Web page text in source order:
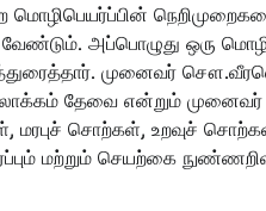
அப்பொழுது ஒரு
முனைவர்
தேவை என்றும் முனைவர்
சொற்கள், உறவுச்
மற்றும் செயற்கை